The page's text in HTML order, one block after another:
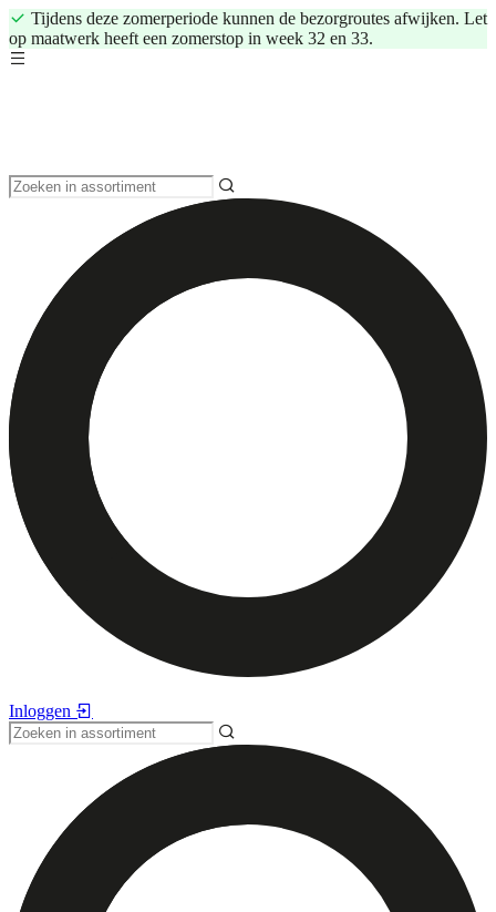
Tijdens deze zomerperiode kunnen de bezorgroutes afwijken. Let
op maatwerk heeft een zomerstop in week 32 en 33.
Inloggen